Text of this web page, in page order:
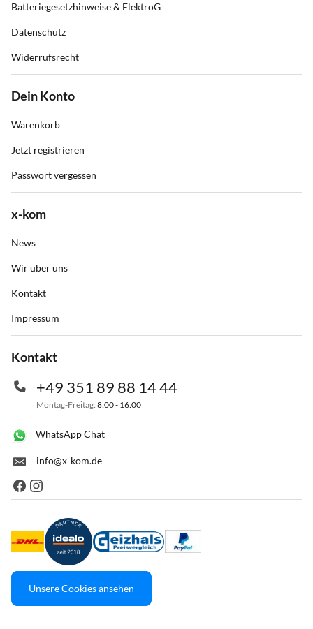
Batteriegesetzhinweise & ElektroG
Datenschutz
Widerrufsrecht
Dein Konto
Warenkorb
Jetzt registrieren
Passwort vergessen
x-kom
News
Wir über uns
Kontakt
Impressum
Kontakt
+49 351 89 88 14 44
Montag-Freitag: 8:00 - 16:00
WhatsApp Chat
info@x-kom.de
Unsere Cookies ansehen